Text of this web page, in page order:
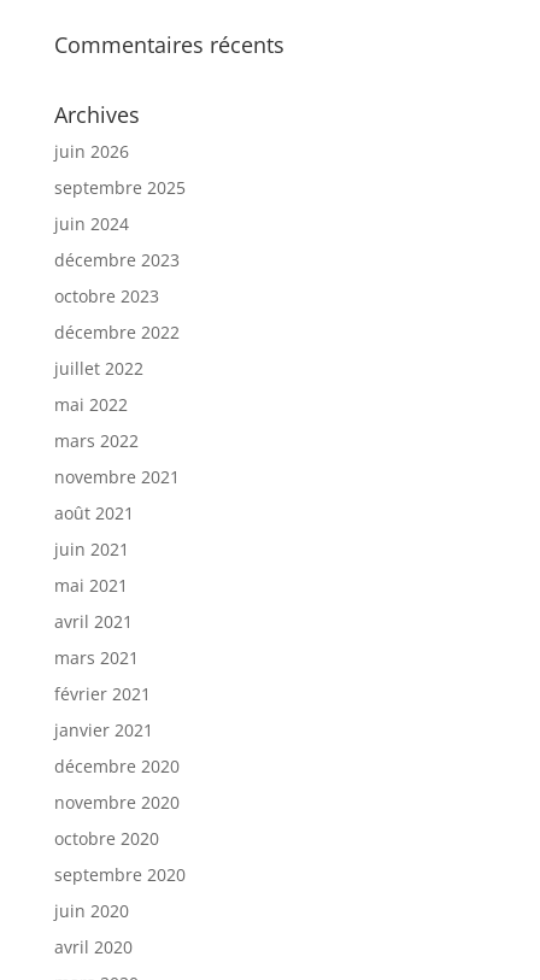
Commentaires récents
Archives
juin 2026
septembre 2025
juin 2024
décembre 2023
octobre 2023
décembre 2022
juillet 2022
mai 2022
mars 2022
novembre 2021
août 2021
juin 2021
mai 2021
avril 2021
mars 2021
février 2021
janvier 2021
décembre 2020
novembre 2020
octobre 2020
septembre 2020
juin 2020
avril 2020